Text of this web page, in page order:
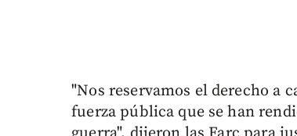
"Nos reservamos el derecho a
fuerza pública que se han